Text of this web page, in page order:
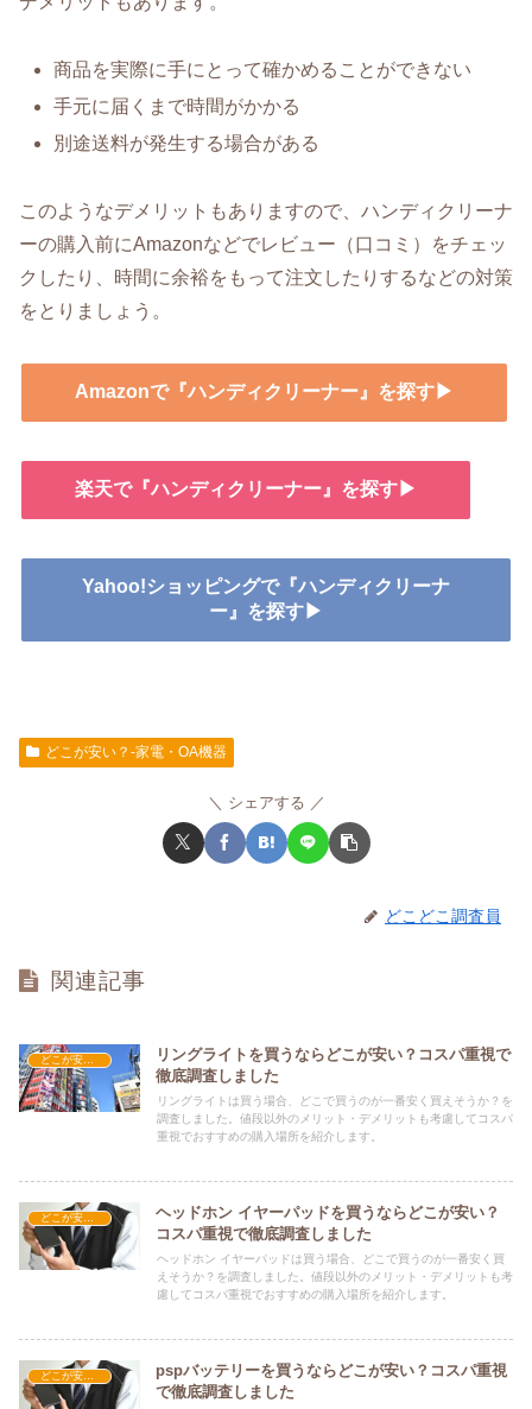
商品を実際に手にとって確かめることができない
手元に届くまで時間がかかる
別途送料が発生する場合がある
このようなデメリットもありますので、ハンディクリーナ
ーの購入前にAmazonなどでレビュー（口コミ）をチェッ
クしたり、時間に余裕をもって注文したりするなどの対策
をとりましょう。
Amazonで『ハンディクリーナー』を探す▶
楽天で『ハンディクリーナー』を探す▶
Yahoo!ショッピングで『ハンディクリーナ
ー』を探す▶
どこが安い？-家電・OA機器
シェアする
どこどこ調査員
関連記事
どこが安い？-家電・OA機器
リングライトを買うならどこが安い？コスパ重視で
徹底調査しました
リングライトは買う場合、どこで買うのが一番安く買えそうか？を
調査しました。値段以外のメリット・デメリットも考慮してコスパ
重視でおすすめの購入場所を紹介します。
どこが安い？-家電・OA機器
ヘッドホン イヤーパッドを買うならどこが安い？
コスパ重視で徹底調査しました
ヘッドホン イヤーパッドは買う場合、どこで買うのが一番安く買
えそうか？を調査しました。値段以外のメリット・デメリットも考
慮してコスパ重視でおすすめの購入場所を紹介します。
どこが安い？-家電・OA機器
pspバッテリーを買うならどこが安い？コスパ重視
で徹底調査しました